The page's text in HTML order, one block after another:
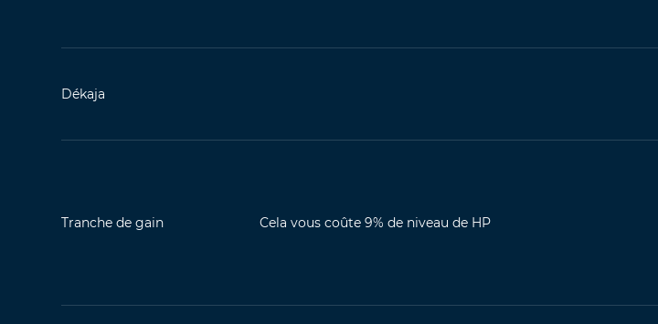
Dékaja
Tranche de gain Cela vous coûte 9% de niveau de HP